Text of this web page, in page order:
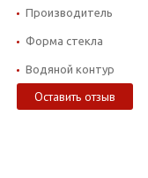
Производитель
Форма стекла
Водяной контур
Оставить отзыв